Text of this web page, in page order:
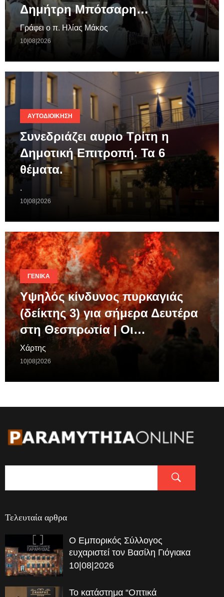
Δημήτρη Μπότσαρη…
Γράφει ο π. Ηλίας Μάκος
10|08|2026
ΑΥΤΟΔΙΟΊΚΗΣΗ
Συνεδριάζει αυριο Τρίτη η
Δημοτική Επιτροπή. Τα 6
θέματα.
.
10|08|2026
ΓΕΝΙΚΆ
Υψηλός κίνδυνος πυρκαγιάς
(δείκτης 3) για σήμερα Δευτέρα
στη Θεσπρωτία | Οι…
Χάρτης
10|08|2026
Τελευταία αρθρα
Ο Εμπορικός Σύλλογος
ευχαριστεί τον Βασίλη Γιόγιακα
10|08|2026
Το κατάστημα “Οπτικά